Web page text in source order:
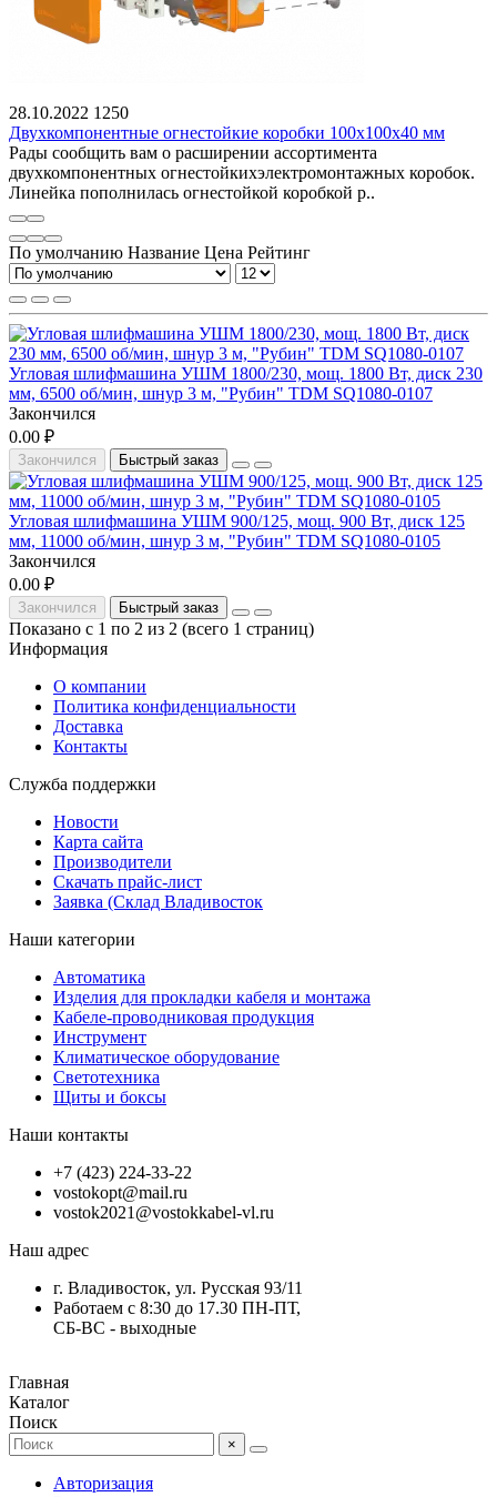
28.10.2022 1250
Двухкомпонентные огнестойкие коробки 100х100х40 мм
Рады сообщить вам о расширении ассортимента
двухкомпонентных огнестойкихэлектромонтажных коробок.
Линейка пополнилась огнестойкой коробкой р..
По умолчанию Название Цена Рейтинг
Угловая шлифмашина УШМ 1800/230, мощ. 1800 Вт, диск 230
мм, 6500 об/мин, шнур 3 м, "Рубин" TDM SQ1080-0107
Закончился
0.00 ₽
Закончился Быстрый заказ
Угловая шлифмашина УШМ 900/125, мощ. 900 Вт, диск 125
мм, 11000 об/мин, шнур 3 м, "Рубин" TDM SQ1080-0105
Закончился
0.00 ₽
Закончился Быстрый заказ
Показано с 1 по 2 из 2 (всего 1 страниц)
Информация
О компании
Политика конфиденциальности
Доставка
Контакты
Служба поддержки
Новости
Карта сайта
Производители
Скачать прайс-лист
Заявка (Склад Владивосток
Наши категории
Автоматика
Изделия для прокладки кабеля и монтажа
Кабеле-проводниковая продукция
Инструмент
Климатическое оборудование
Светотехника
Щиты и боксы
Наши контакты
+7 (423) 224-33-22
vostokopt@mail.ru
vostok2021@vostokkabel-vl.ru
Наш адрес
г. Владивосток, ул. Русская 93/11
Работаем с 8:30 до 17.30 ПН-ПТ,
СБ-ВС - выходные
Главная
Каталог
Поиск
×
Авторизация